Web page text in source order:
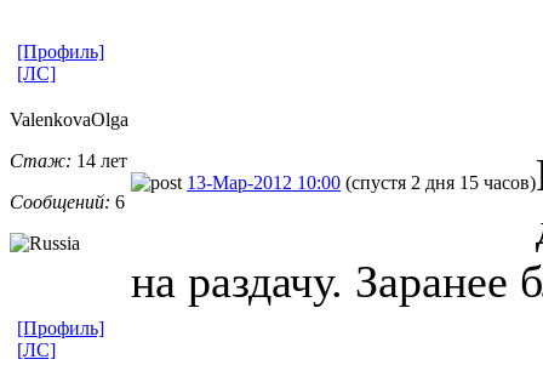
[Профиль]
[ЛС]
ValenkovaOlg​a
Стаж: 14 лет
Сообщений: 6
13-Мар-2012 10:00 (спустя 2 дня 15 часов)
на раздачу. Заранее
[Профиль]
[ЛС]